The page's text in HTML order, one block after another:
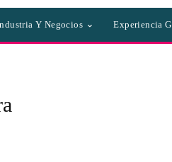
Y Negocios Experiencia